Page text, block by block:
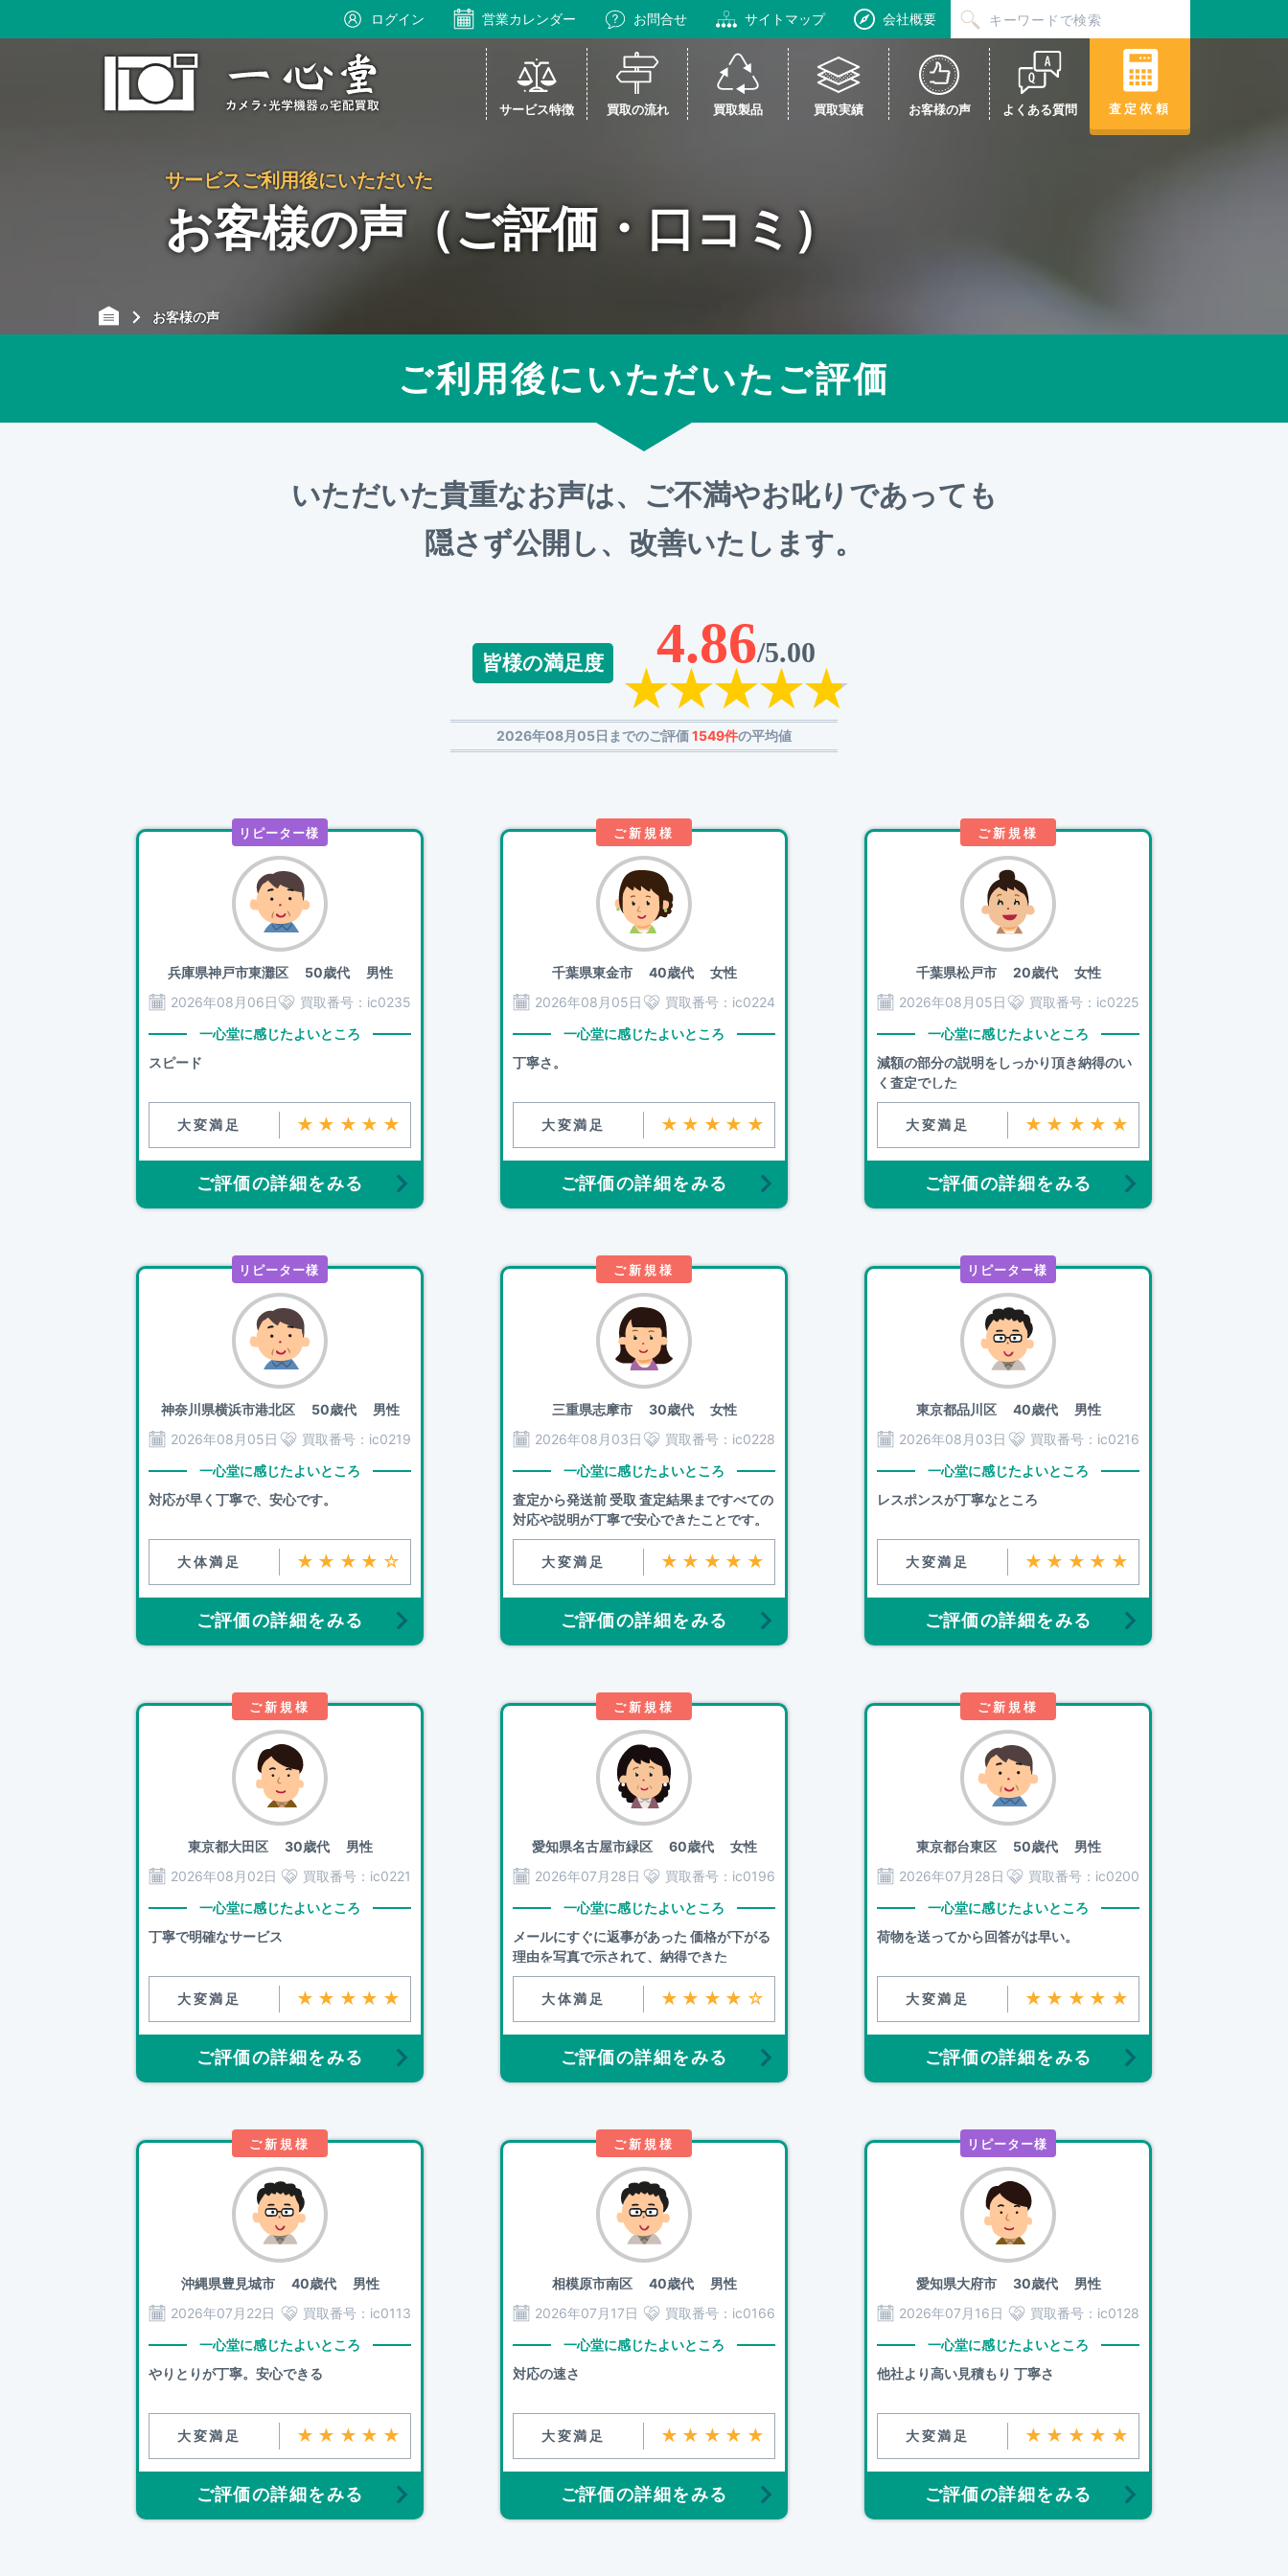
ログイン 営業カレンダー お問合せ サイトマップ 会社概要
サービス特徴 買取の流れ 買取製品 買取実績 お客様の声 よくある質問 査定依頼
サービスご利用後にいただいた
お客様の声（ご評価・口コミ）
お客様の声
ご利用後にいただいたご評価
いただいた貴重なお声は、ご不満やお叱り であっても
隠さず公開し、改善いたします。
皆様の満足度 4.86/5.00
2026年08月05日までのご評価1549件の平均値
リピーター様
兵庫県神戸市東灘区50歳代 男性
2026年08月06日
買取番号： ic0235
一心堂に感じたよいところ
スピード
大変満足 ★★★★★
ご評価の詳細をみる
ご新規様
千葉県東金市40歳代 女性
2026年08月05日
買取番号： ic0224
一心堂に感じたよいところ
丁寧さ。
大変満足 ★★★★★
ご評価の詳細をみる
ご新規様
千葉県松戸市20歳代 女性
2026年08月05日
買取番号： ic0225
一心堂に感じたよいところ
減額の部分の説明をしっかり頂き納得のい
く査定でした
大変満足 ★★★★★
ご評価の詳細をみる
リピーター様
神奈川県横浜市港北区50歳代 男性
2026年08月05日
買取番号： ic0219
一心堂に感じたよいところ
対応が早く丁寧で、安心です。
大体満足 ★★★★☆
ご評価の詳細をみる
ご新規様
三重県志摩市30歳代 女性
2026年08月03日
買取番号： ic0228
一心堂に感じたよいところ
査定から発送前 受取 査定結果まですべての
対応や説明が丁寧で安心できたことです。
大変満足 ★★★★★
ご評価の詳細をみる
リピーター様
東京都品川区40歳代 男性
2026年08月03日
買取番号： ic0216
一心堂に感じたよいところ
レスポンスが丁寧なところ
大変満足 ★★★★★
ご評価の詳細をみる
ご新規様
東京都大田区30歳代 男性
2026年08月02日
買取番号： ic0221
一心堂に感じたよいところ
丁寧で明確なサービス
大変満足 ★★★★★
ご評価の詳細をみる
ご新規様
愛知県名古屋市緑区60歳代 女性
2026年07月28日
買取番号： ic0196
一心堂に感じたよいところ
メールにすぐに返事があった 価格が下がる
理由を写真で示されて、納得できた
大体満足 ★★★★☆
ご評価の詳細をみる
ご新規様
東京都台東区50歳代 男性
2026年07月28日
買取番号： ic0200
一心堂に感じたよいところ
荷物を送ってから回答がは早い。
大変満足 ★★★★★
ご評価の詳細をみる
ご新規様
沖縄県豊見城市40歳代 男性
2026年07月22日
買取番号： ic0113
一心堂に感じたよいところ
やりとりが丁寧。安心できる
大変満足 ★★★★★
ご評価の詳細をみる
ご新規様
相模原市南区40歳代 男性
2026年07月17日
買取番号： ic0166
一心堂に感じたよいところ
対応の速さ
大変満足 ★★★★★
ご評価の詳細をみる
リピーター様
愛知県大府市30歳代 男性
2026年07月16日
買取番号： ic0128
一心堂に感じたよいところ
他社より高い見積もり 丁寧さ
大変満足 ★★★★★
ご評価の詳細をみる